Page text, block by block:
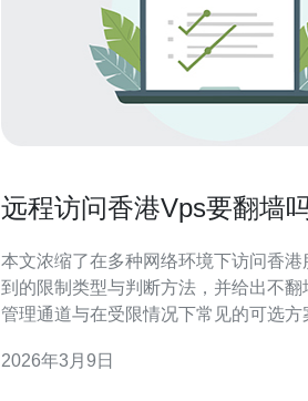
远程访问香港Vps要翻墙
本文浓缩了在多种网络环境下访问香港
到的限制类型与判断方法，并给出不翻
管理通道与在受限情况下常见的可选方
提下稳定连接。 在国内多少网络环境会限制对香港
2026年3月9日